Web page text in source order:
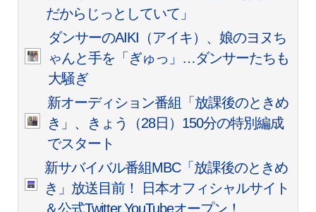
だからじっとしていて」
ダンサーのAIKI（アイキ）、娘のヨヌち
ゃんと手を「ぎゅっ」…ダンサーたちも
大騒ぎ
新オーディション番組「放課後のときめ
き」、きょう（28日）150分の特別編成
でスタート
新サバイバル番組MBC「放課後のときめ
き」放送目前！ 日本オフィシャルサイト
＆公式Twitter,YouTubeオープン！